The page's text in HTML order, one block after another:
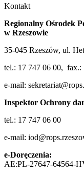
Kontakt
Regionalny Ośrodek
w Rzeszowie
35-045 Rzeszów, ul.
tel.: 17 747 06 00, fax.:
e-mail:
Inspektor Ochrony
tel.: 17 747 06 00
e-mail:
e-Doręczenia:
AE:PL-27647-64564-